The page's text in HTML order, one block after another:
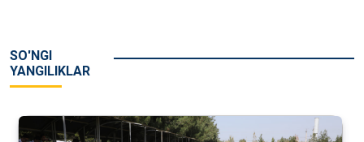
SO'NGI
YANGILIKLAR